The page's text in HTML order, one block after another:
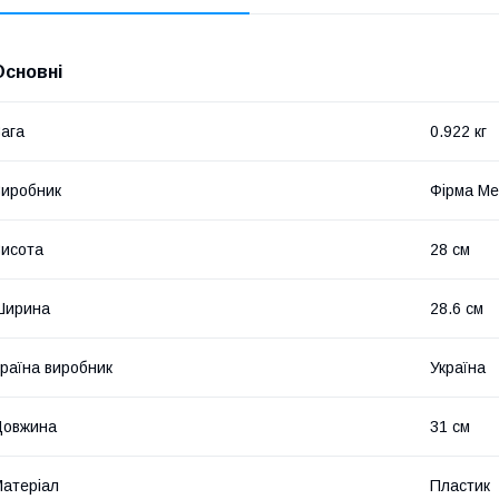
0.922 кг
Фірма
28 см
28.6 см
виробник Україна
31 см
Пластик